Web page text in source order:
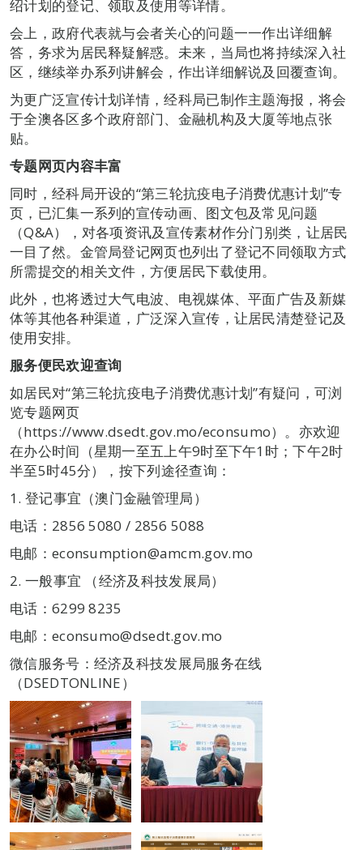
绍计划的登记、领取及使用等详情。
会上，政府代表就与会者关心的问题一一作出详细解
答，务求为居民释疑解惑。未来，当局也将持续深入社
区，继续举办系列讲解会，作出详细解说及回覆查询。
为更广泛宣传计划详情，经科局已制作主题海报，将会
于全澳各区多个政府部门、金融机构及大厦等地点张
贴。
专题网页内容丰富
同时，经科局开设的“第三轮抗疫电子消费优惠计划”专
页，已汇集一系列的宣传动画、图文包及常见问题
（Q&A），对各项资讯及宣传素材作分门别类，让居民
一目了然。金管局登记网页也列出了登记不同领取方式
所需提交的相关文件，方便居民下载使用。
此外，也将透过大气电波、电视媒体、平面广告及新媒
体等其他各种渠道，广泛深入宣传，让居民清楚登记及
使用安排。
服务便民欢迎查询
如居民对“第三轮抗疫电子消费优惠计划”有疑问，可浏
览专题网页
（https://www.dsedt.gov.mo/econsumo）。亦欢迎
在办公时间（星期一至五上午9时至下午1时；下午2时
半至5时45分），按下列途径查询：
1. 登记事宜（澳门金融管理局）
电话：2856 5080 / 2856 5088
电邮：econsumption@amcm.gov.mo
2. 一般事宜 （经济及科技发展局）
电话：6299 8235
电邮：econsumo@dsedt.gov.mo
微信服务号：经济及科技发展局服务在线
（DSEDTONLINE）